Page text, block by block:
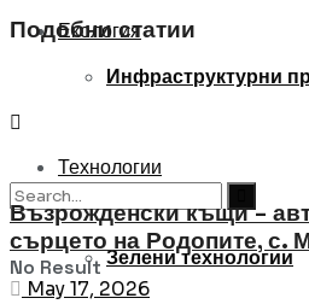
Инфраструктурни
Технологии
Зелени технологии
Екология
No Result
Подобни статии
Възрожденски къщи –
сърцето на Родопите, с.
May 17, 2026